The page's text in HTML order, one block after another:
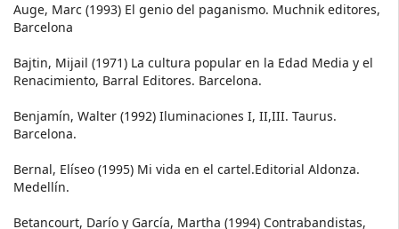
Auge, Marc (1993) El genio del paganismo. Muchnik editores,
Barcelona
Bajtin, Mijail (1971) La cultura popular en la Edad Media y el
Renacimiento, Barral Editores. Barcelona.
Benjamín, Walter (1992) Iluminaciones I, II,III. Taurus.
Barcelona.
Bernal, Elíseo (1995) Mi vida en el cartel.Editorial Aldonza.
Medellín.
Betancourt, Darío y García, Martha (1994) Contrabandistas,